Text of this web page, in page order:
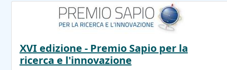
XVI edizione - Premio Sapio per la
ricerca e l'innovazione